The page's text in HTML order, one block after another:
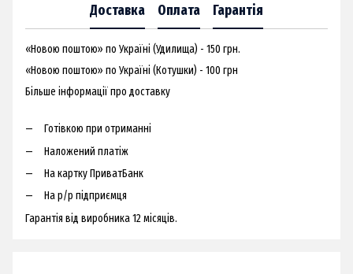
Доставка Оплата Гарантія
«Новою поштою» по Україні (Удилища) - 150 грн.
«Новою поштою» по Україні (Котушки) - 100 грн
Більше інформації про доставку
Готівкою при отриманні
Наложений платіж
На картку ПриватБанк
На р/р підприємця
Гарантія від виробника 12 місяців.